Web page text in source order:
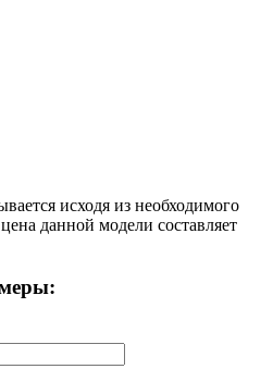
исходя из необходимого
данной модели составляет